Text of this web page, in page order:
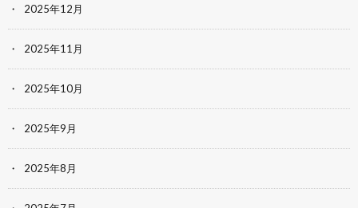
2025年12月
2025年11月
2025年10月
2025年9月
2025年8月